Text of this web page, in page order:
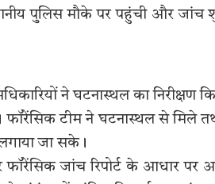
पुलिस मौके पर पहुंची और जांच
ने घटनास्थल का निरीक्षण
फॉरेंसिक टीम ने घटनास्थल से मिले
जा सके।
फॉरेंसिक जांच रिपोर्ट के आधार पर